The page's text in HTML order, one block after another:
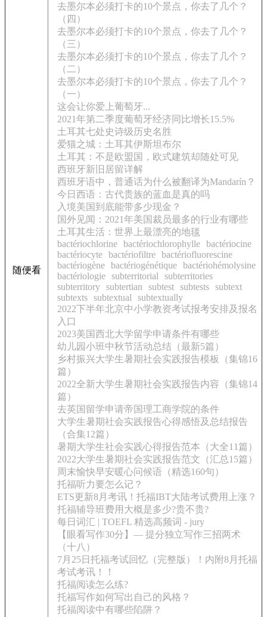
随便看
去墨尔本必须打卡的10个景点，你去了几个？
（四）
去墨尔本必须打卡的10个景点，你去了几个？
（三）
去墨尔本必须打卡的10个景点，你去了几个？
（二）
去墨尔本必须打卡的10个景点，你去了几个？
（一）
这会让你爱上葡萄牙...
2021年第二季度葡萄牙经济同比增长15.5%
土耳其七处史诗级历史名胜
爱猫之城：土耳其伊斯坦布尔
土耳其：不是欧盟国，欧式建筑却随处可见
西班牙新旧居留详解
西班牙语中，普通话为什么被翻译为Mandarín？
今日西语：古代贵族的蓝血是真的吗
入境美国到底能带多少现金？
国外见闻：2021年美国裁员最多的行业有哪些
土耳其生活：世界上最漂亮的地毯
bactériochlorine bactériochlorophylle bactériocine
bactériocyte bactériofiltre bactériofluorescine
bactériogène bactériogénétique bactériohémolysine
bactériologie subterritorial
subterritories
subterritory subtertian subtest subtests subtext
subtexts subtextual
subtextually
2022下半年北京中小学教资考试报考安排及报名
入口
2023美国西北大学留学申请条件有哪些
幼儿园小班中秋节活动总结（最新5篇）
乡村振兴大学生暑期社会实践报告模板（集锦16
篇）
2022全新大学生暑期社会实践报告内容（集锦14
篇）
去英国留学申请帝国理工商学院的条件
大学生暑期社会实践报告心得感悟及总结报告
（合集12篇）
暑期大学生社会实践心得报告范本（大全11篇）
2022大学生暑期社会实践报告范文（汇总15篇）
周末愉快早安暖心问候语（精选160句）
托福听力要怎么记？
ETS更新8月考讯！托福IBT大陆考试费用上涨？
托福辅导班费用大概是多少?贵不贵?
每日词汇 | TOEFL 精选高频词 - jury
【眼看写作30分】— 提分独立写作三招两术
（十八）
7月25日托福考试回忆（完整版）！内附8月托福
考试考讯！！
托福阅读怎么练?
托福写作如何写出自己的风格？
托福阅读中有哪些陷阱？